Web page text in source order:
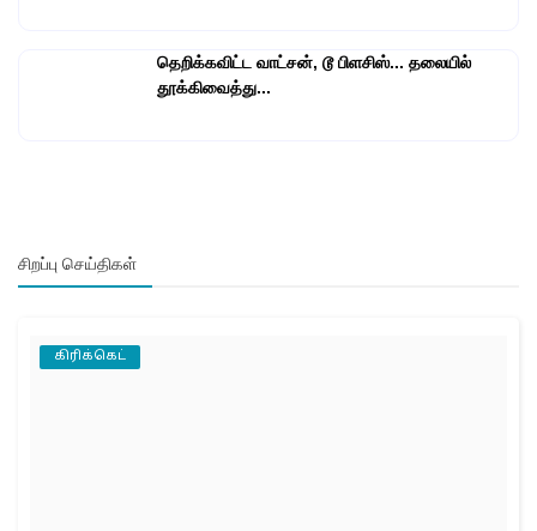
தெறிக்கவிட்ட வாட்சன், டூ பிளசிஸ்... தலையில்
தூக்கிவைத்து...
சிறப்பு செய்திகள்
கிரிக்கெட்